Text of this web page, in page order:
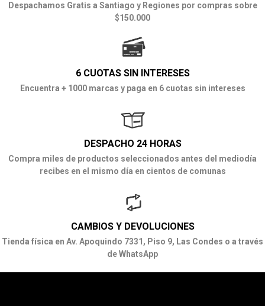
Despachamos Gratis a Santiago y Regiones por compras sobre
$150.000
6 CUOTAS SIN INTERESES
Encuentra + 1000 marcas y paga en 6 cuotas sin intereses
DESPACHO 24 HORAS
Compra miles de productos seleccionados antes del mediodía
recibes en el mismo día en cientos de comunas
CAMBIOS Y DEVOLUCIONES
Tienda física en Av. Apoquindo 7331, Piso 9, Las Condes o a través
de WhatsApp